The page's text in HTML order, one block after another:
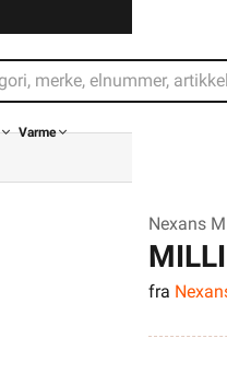
Varme
Nexans
fra